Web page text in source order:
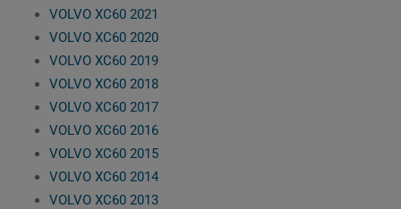
VOLVO XC60 2021
VOLVO XC60 2020
VOLVO XC60 2019
VOLVO XC60 2018
VOLVO XC60 2017
VOLVO XC60 2016
VOLVO XC60 2015
VOLVO XC60 2014
VOLVO XC60 2013